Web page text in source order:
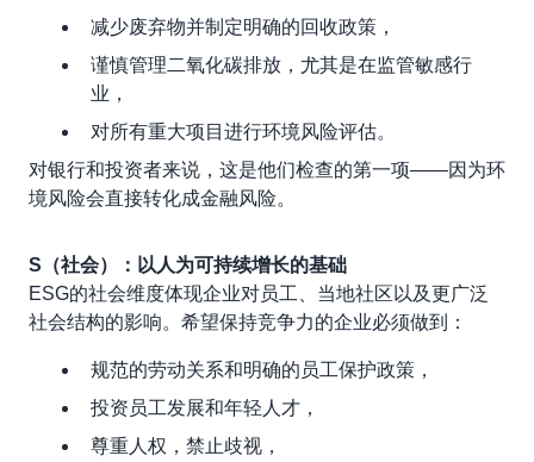
减少废弃物并制定明确的回收政策，
谨慎管理二氧化碳排放，尤其是在监管敏感行
业，
对所有重大项目进行环境风险评估。
对银行和投资者来说，这是他们检查的第一项——因为环
境风险会直接转化成金融风险。
S（社会）：以人为可持续增长的基础
ESG的社会维度体现企业对员工、当地社区以及更广泛
社会结构的影响。希望保持竞争力的企业必须做到：
规范的劳动关系和明确的员工保护政策，
投资员工发展和年轻人才，
尊重人权，禁止歧视，